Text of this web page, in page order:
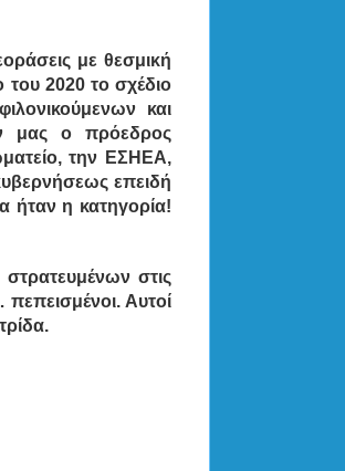
με θεσμική
2020 το σχέδιο
και
μας ο πρόεδρος
την ΕΣΗΕΑ,
επειδή
ήταν η κατηγορία!
στις
πεπεισμένοι. Αυτοί